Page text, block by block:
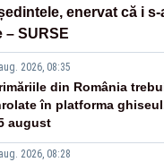
enervat că i
– SURSE
2026, 08:35
din România
în platforma
august
2026, 08:28